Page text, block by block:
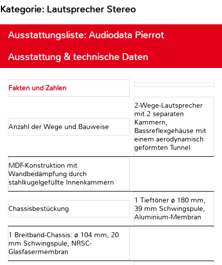
Kategorie: Lautsprecher Stereo
Ausstattungsliste: Audiodata Pierrot
Ausstattung & technische Daten
Fakten und Zahlen
Anzahl der Wege und Bauweise
2-Wege-Lautsprecher
mit 2 separaten
Kammern,
Bassreflexgehäuse mit
einem aerodynamisch
geformten Tunnel
MDF-Konstruktion mit
Wandbedämpfung durch
stahlkugelgefüllte Innenkammern
Chassisbestückung
1 Tieftöner ø 180 mm,
39 mm Schwingspule,
Aluminium-Membran
1 Breitband-Chassis: ø 104 mm, 20
mm Schwingspule, NRSC-
Glasfasermembran